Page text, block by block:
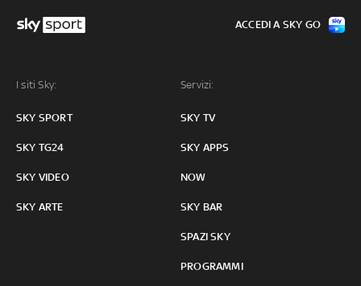
I siti Sky:
SKY SPORT
SKY TG24
SKY VIDEO
SKY ARTE
Servizi:
SKY TV
SKY APPS
NOW
SKY BAR
SPAZI SKY
PROGRAMMI
ACCEDI A SKY GO